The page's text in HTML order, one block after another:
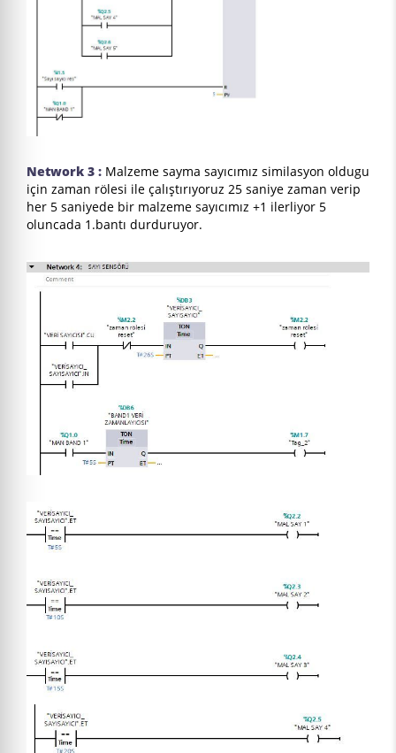
Network 3 : Malzeme sayma sayıcımız similasyon oldugu
için zaman rölesi ile çalıştırıyoruz 25 saniye zaman verip
her 5 saniyede bir malzeme sayıcımız +1 ilerliyor 5
oluncada 1.bantı durduruyor.